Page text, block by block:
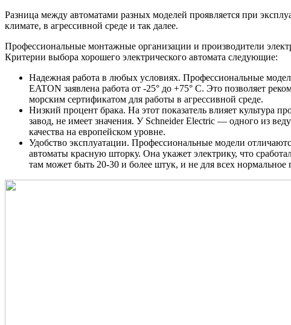
Разница между автоматами разных моделей проявляется при
климате, в агрессивной среде и так далее.
Профессиональные монтажные организации и производители
Критерии выбора хорошего электрического автомата следующие:
Надежная работа в любых условиях. Профессиональные
EATON заявлена работа от -25° до +75° C. Это позволяет
морским сертификатом для работы в агрессивной среде.
Низкий процент брака. На этот показатель влияет культура
завод, не имеет значения. У Schneider Electric — одного из
качества на европейском уровне.
Удобство эксплуатации. Профессиональные модели
автоматы красную шторку. Она укажет электрику, что
там может быть 20-30 и более штук, и не для всех